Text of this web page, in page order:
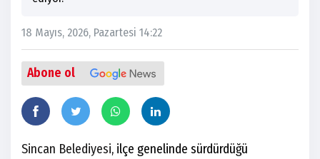
18 Mayıs, 2026, Pazartesi 14:22
Abone ol
Sincan Belediyesi, ilçe genelinde sürdürdüğü